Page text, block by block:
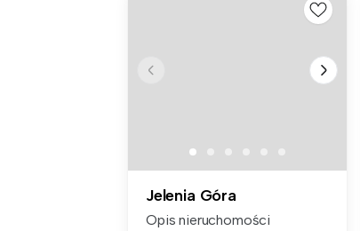
Jelenia Góra
Opis nieruchomości